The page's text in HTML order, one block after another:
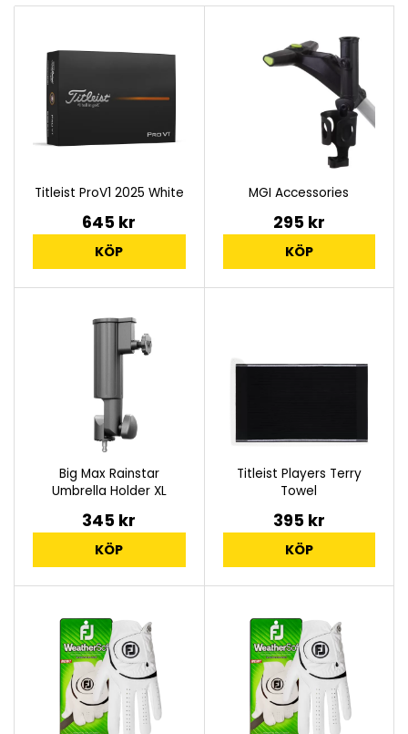
Titleist ProV1 2025 White
645 kr
KÖP
MGI Accessories
295 kr
KÖP
Big Max Rainstar
Umbrella Holder XL
345 kr
KÖP
Titleist Players Terry
Towel
395 kr
KÖP